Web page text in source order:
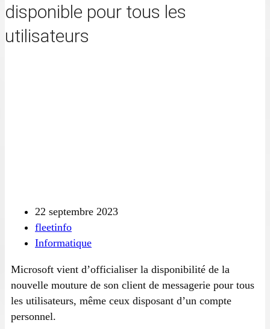
disponible pour tous les
utilisateurs
22 septembre 2023
fleetinfo
Informatique
Microsoft vient d’officialiser la disponibilité de la
nouvelle mouture de son client de messagerie pour tous
les utilisateurs, même ceux disposant d’un compte
personnel.